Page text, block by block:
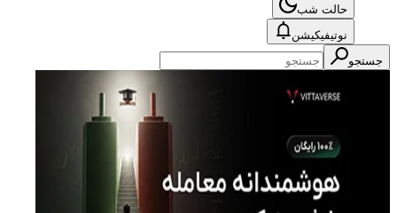
حالت شب
نوتیفیکیشن
جستجو